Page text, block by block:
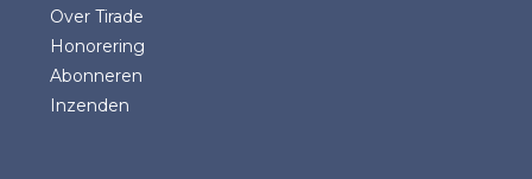
Over Tirade
Honorering
Abonneren
Inzenden